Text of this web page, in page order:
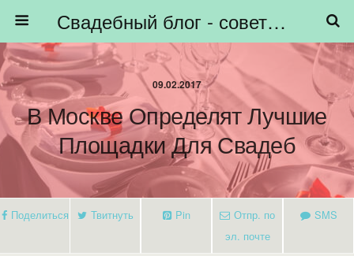
Свадебный блог - советы невестам, подготовка к свадьбе - HiBride
09.02.2017
В Москве Определят Лучшие
Площадки Для Свадеб
Поделиться Твитнуть Pin
Отпр. по
эл. почте
SMS